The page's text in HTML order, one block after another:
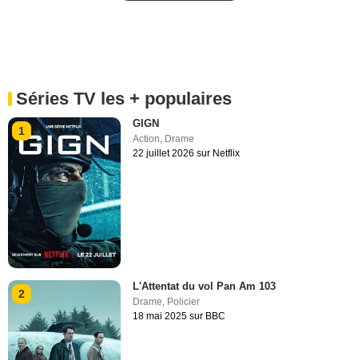
Séries TV les + populaires
1
GIGN
Action, Drame
22 juillet 2026 sur Netflix
2
L'Attentat du vol Pan Am 103
Drame Policier
18 mai 2025 sur BBC